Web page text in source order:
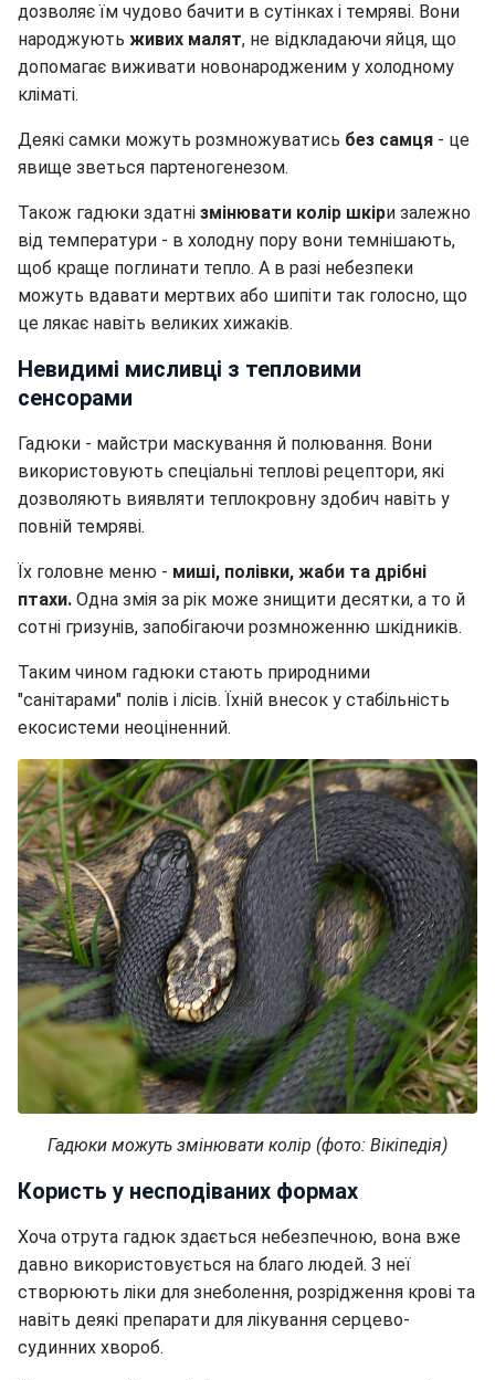
дозволяє їм чудово бачити в сутінках і темряві. Вони
народжують живих малят, не відкладаючи яйця, що
допомагає виживати новонародженим у холодному
кліматі.
Деякі самки можуть розмножуватись без самця - це
явище зветься партеногенезом.
Також гадюки здатні змінювати колір шкіри залежно
від температури - в холодну пору вони темнішають,
щоб краще поглинати тепло. А в разі небезпеки
можуть вдавати мертвих або шипіти так голосно, що
це лякає навіть великих хижаків.
Невидимі мисливці з тепловими
сенсорами
Гадюки - майстри маскування й полювання. Вони
використовують спеціальні теплові рецептори, які
дозволяють виявляти теплокровну здобич навіть у
повній темряві.
Їх головне меню - миші, полівки, жаби та дрібні
птахи. Одна змія за рік може знищити десятки, а то й
сотні гризунів, запобігаючи розмноженню шкідників.
Таким чином гадюки стають природними
"санітарами" полів і лісів. Їхній внесок у стабільність
екосистеми неоціненний.
Гадюки можуть змінювати колір (фото: Вікіпедія)
Користь у несподіваних формах
Хоча отрута гадюк здається небезпечною, вона вже
давно використовується на благо людей. З неї
створюють ліки для знеболення, розрідження крові та
навіть деякі препарати для лікування серцево-
судинних хвороб.